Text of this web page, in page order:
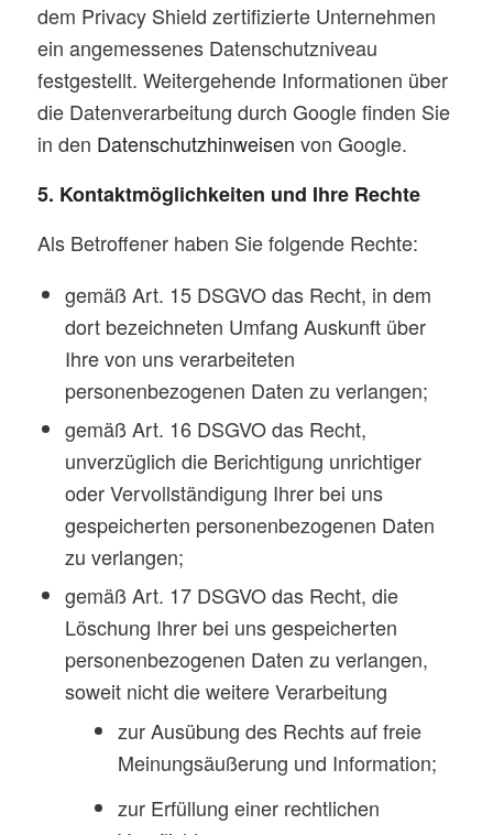
dem Privacy Shield zertifizierte Unternehmen
ein angemessenes Datenschutzniveau
festgestellt. Weitergehende Informationen über
die Datenverarbeitung durch Google finden Sie
in den Datenschutzhinweisen von Google.
5. Kontaktmöglichkeiten und Ihre Rechte
Als Betroffener haben Sie folgende Rechte:
gemäß Art. 15 DSGVO das Recht, in dem
dort bezeichneten Umfang Auskunft über
Ihre von uns verarbeiteten
personenbezogenen Daten zu verlangen;
gemäß Art. 16 DSGVO das Recht,
unverzüglich die Berichtigung unrichtiger
oder Vervollständigung Ihrer bei uns
gespeicherten personenbezogenen Daten
zu verlangen;
gemäß Art. 17 DSGVO das Recht, die
Löschung Ihrer bei uns gespeicherten
personenbezogenen Daten zu verlangen,
soweit nicht die weitere Verarbeitung
zur Ausübung des Rechts auf freie
Meinungsäußerung und Information;
zur Erfüllung einer rechtlichen